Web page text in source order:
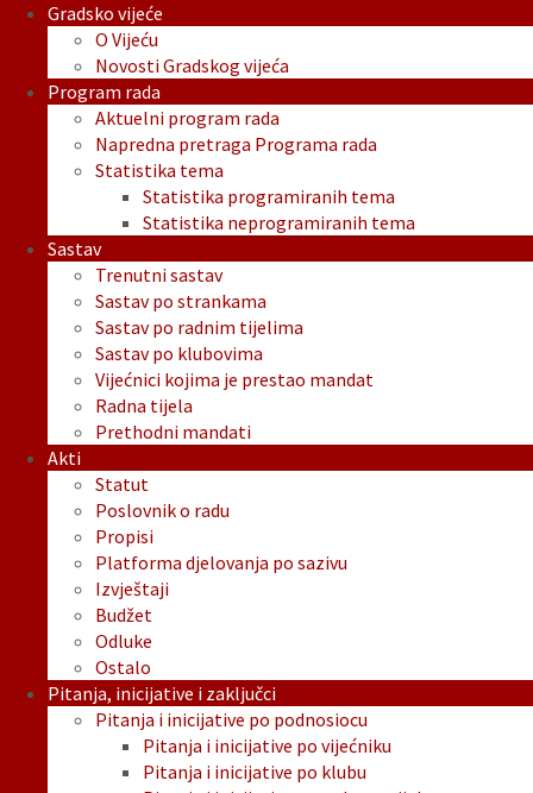
Gradsko vijeće
O Vijeću
Novosti Gradskog vijeća
Program rada
Aktuelni program rada
Napredna pretraga Programa rada
Statistika tema
Statistika programiranih tema
Statistika neprogramiranih tema
Sastav
Trenutni sastav
Sastav po strankama
Sastav po radnim tijelima
Sastav po klubovima
Vijećnici kojima je prestao mandat
Radna tijela
Prethodni mandati
Akti
Statut
Poslovnik o radu
Propisi
Platforma djelovanja po sazivu
Izvještaji
Budžet
Odluke
Ostalo
Pitanja, inicijative i zaključci
Pitanja i inicijative po podnosiocu
Pitanja i inicijative po vijećniku
Pitanja i inicijative po klubu